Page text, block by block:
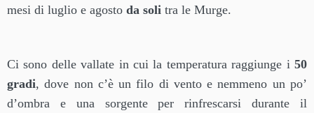
mesi di luglio e agosto da soli tra le Murge.
Ci sono delle vallate in cui la temperatura raggiunge i 50
gradi, dove non c’è un filo di vento e nemmeno un po’
d’ombra e una sorgente per rinfrescarsi durante il